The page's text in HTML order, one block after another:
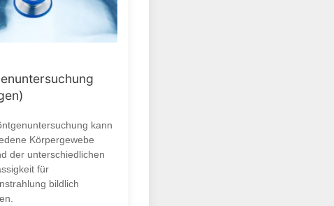
kann
Körpergewebe
der unterschiedlichen
für
bildlich